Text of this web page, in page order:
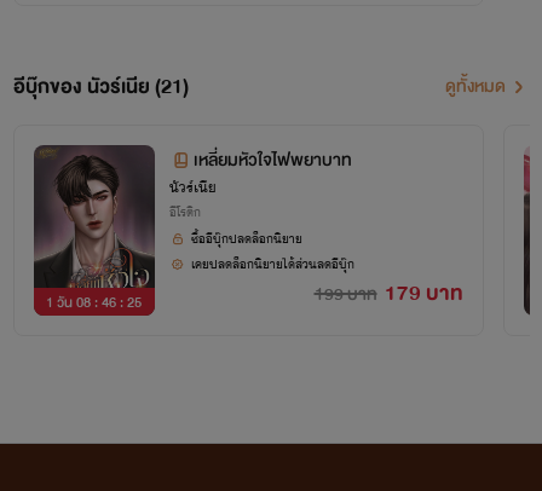
อีบุ๊กของ นัวร์เนีย (21) ดูทั้งหมด
1 วัน 08 : 46 : 25
เหลี่ยมหัวใจไฟพยาบาท
นัวร์เนีย
อีโรติก
199 บาท 179 บาท
ซื้ออีบุ๊กปลดล็อกนิยาย
เคยปลดล็อกนิยายได้ส่วนลดอีบุ๊ก